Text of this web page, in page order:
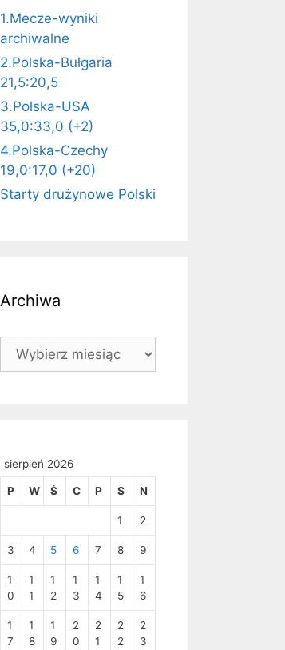
1.Mecze-wyniki
archiwalne
2.Polska-Bułgaria
21,5:20,5
3.Polska-USA
35,0:33,0 (+2)
4.Polska-Czechy
19,0:17,0 (+20)
Starty drużynowe Polski
Archiwa
Archiwa
sierpień 2026
P W Ś C P S N
1 2
3 4 5 6 7 8 9
1
0
1
1
1
2
1
3
1
4
1
5
1
6
1
7
1
8
1
9
2
0
2
1
2
2
2
3